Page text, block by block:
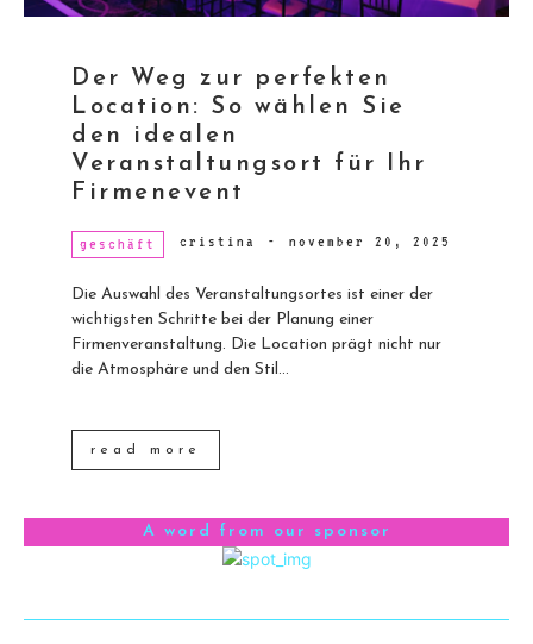
Der Weg zur perfekten
Location: So wählen Sie
den idealen
Veranstaltungsort für Ihr
Firmenevent
geschäft cristina - november 20, 2025
Die Auswahl des Veranstaltungsortes ist einer der
wichtigsten Schritte bei der Planung einer
Firmenveranstaltung. Die Location prägt nicht nur
die Atmosphäre und den Stil...
read more
A word from our sponsor